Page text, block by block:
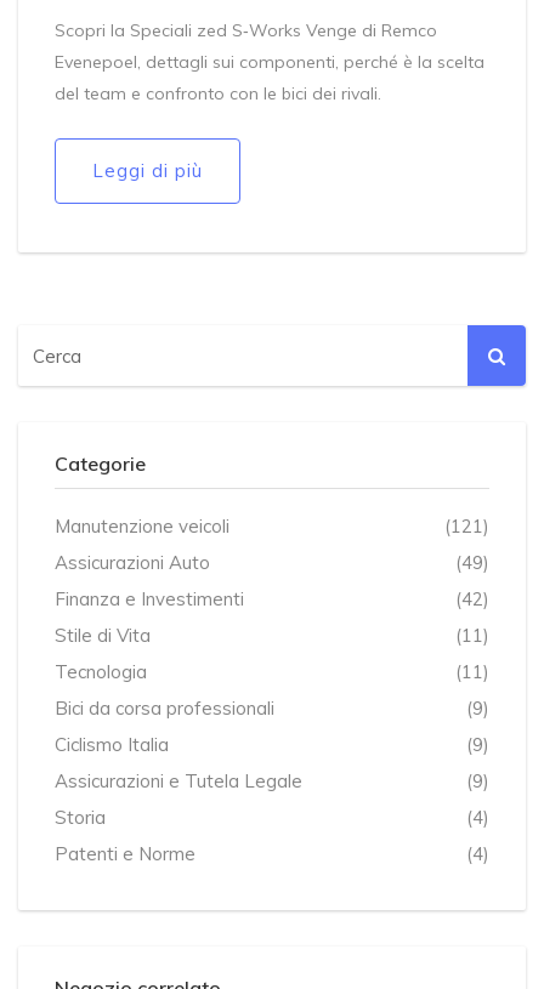
Scopri la Speciali zed S‑Works Venge di Remco
Evenepoel, dettagli sui componenti, perché è la scelta
del team e confronto con le bici dei rivali.
Leggi di più
Categorie
Manutenzione veicoli
(121)
Assicurazioni Auto
(49)
Finanza e Investimenti
(42)
Stile di Vita
(11)
Tecnologia
(11)
Bici da corsa professionali
(9)
Ciclismo Italia
(9)
Assicurazioni e Tutela Legale
(9)
Storia
(4)
Patenti e Norme
(4)